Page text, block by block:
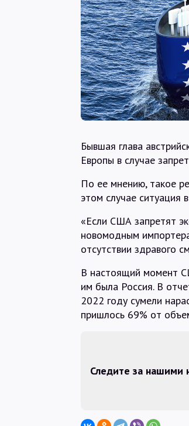
Бывшая глава
Европы в случае
По ее мнению, такое
этом случае ситуация
«Если США запретят
новомодным
отсутствии здравого
В настоящий момент
им была Россия. В
2022 году сумели
пришлось 69% от
Следите за нашими